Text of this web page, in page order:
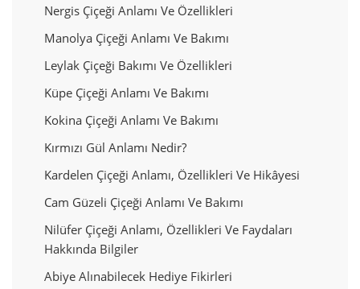
Nergis Çiçeği Anlamı Ve Özellikleri
Manolya Çiçeği Anlamı Ve Bakımı
Leylak Çiçeği Bakımı Ve Özellikleri
Küpe Çiçeği Anlamı Ve Bakımı
Kokina Çiçeği Anlamı Ve Bakımı
Kırmızı Gül Anlamı Nedir?
Kardelen Çiçeği Anlamı, Özellikleri Ve Hikâyesi
Cam Güzeli Çiçeği Anlamı Ve Bakımı
Nilüfer Çiçeği Anlamı, Özellikleri Ve Faydaları
Hakkında Bilgiler
Abiye Alınabilecek Hediye Fikirleri